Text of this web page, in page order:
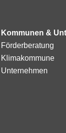
Kommunen &
Förderberatung
Klimakommune
Unternehmen